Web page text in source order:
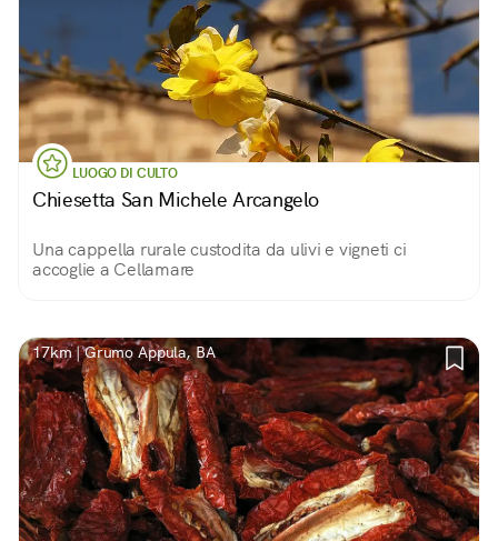
LUOGO DI CULTO
Chiesetta San Michele Arcangelo
Una cappella rurale custodita da ulivi e vigneti ci
accoglie a Cellamare
17km | Grumo Appula, BA